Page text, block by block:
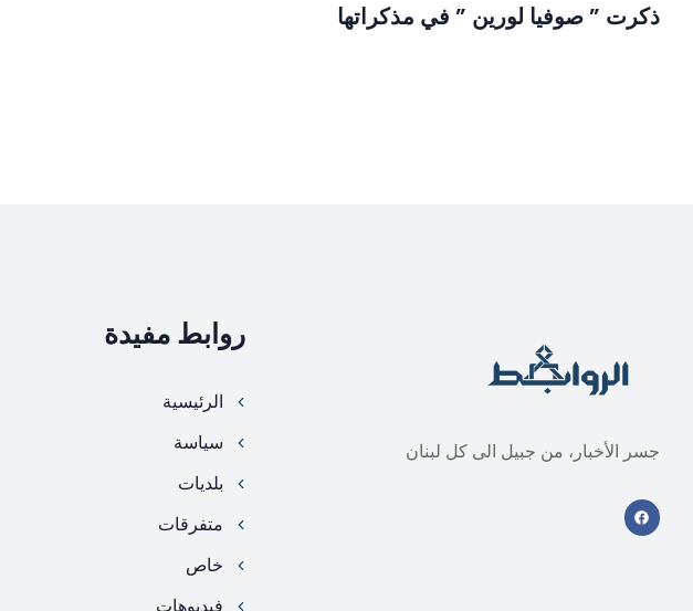
ذكرت ” صوفيا لورين ” في مذكراتها
جسر الأخبار، من جبيل الى كل لبنان
روابط مفيدة
الرئيسية
سياسة
بلديات
متفرقات
خاص